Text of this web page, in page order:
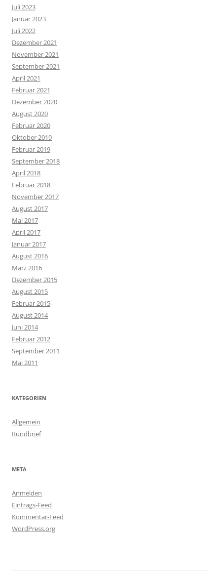
Juli 2023
Januar 2023
Juli 2022
Dezember 2021
November 2021
September 2021
April 2021
Februar 2021
Dezember 2020
August 2020
Februar 2020
Oktober 2019
Februar 2019
September 2018
April 2018
Februar 2018
November 2017
August 2017
Mai 2017
April 2017
Januar 2017
August 2016
März 2016
Dezember 2015
August 2015
Februar 2015
August 2014
Juni 2014
Februar 2012
September 2011
Mai 2011
KATEGORIEN
Allgemein
Rundbrief
META
Anmelden
Eintrags-Feed
Kommentar-Feed
WordPress.org